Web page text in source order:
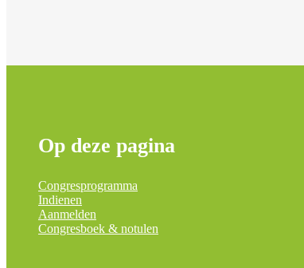
Op deze pagina
Congresprogramma
Indienen
Aanmelden
Congresboek & notulen